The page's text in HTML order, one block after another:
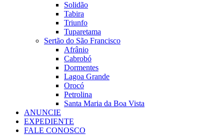
Solidão
Tabira
Triunfo
Tuparetama
Sertão do São Francisco
Afrânio
Cabrobó
Dormentes
Lagoa Grande
Orocó
Petrolina
Santa Maria da Boa Vista
ANUNCIE
EXPEDIENTE
FALE CONOSCO